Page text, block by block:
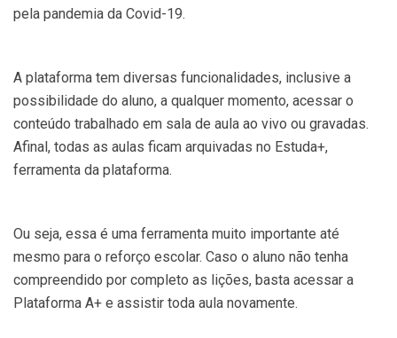
pela pandemia da Covid-19.
A plataforma tem diversas funcionalidades, inclusive a
possibilidade do aluno, a qualquer momento, acessar o
conteúdo trabalhado em sala de aula ao vivo ou gravadas.
Afinal, todas as aulas ficam arquivadas no Estuda+,
ferramenta da plataforma.
Ou seja, essa é uma ferramenta muito importante até
mesmo para o reforço escolar. Caso o aluno não tenha
compreendido por completo as lições, basta acessar a
Plataforma A+ e assistir toda aula novamente.